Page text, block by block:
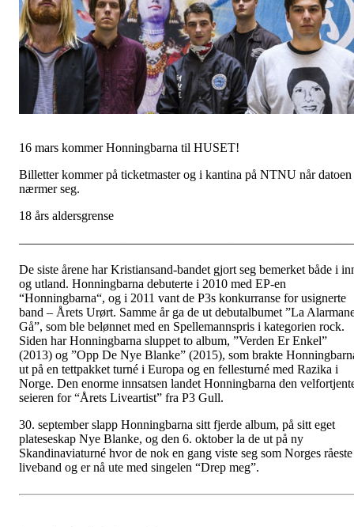
16 mars kommer Honningbarna til HUSET!
Billetter kommer på ticketmaster og i kantina på NTNU når datoen
nærmer seg.
18 års aldersgrense
————————–————————–————————–—
De siste årene har Kristiansand-bandet gjort seg bemerket både i
og utland. Honningbarna debuterte i 2010 med EP-en
“Honningbarna“, og i 2011 vant de P3s konkurranse for usignerte
band – Årets Urørt. Samme år ga de ut debutalbumet ”La
Gå”, som ble belønnet med en Spellemannspris i kategorien rock.
Siden har Honningbarna sluppet to album, ”Verden Er Enkel”
(2013) og ”Opp De Nye Blanke” (2015), som brakte
ut på en tettpakket turné i Europa og en fellesturné med Razika i
Norge. Den enorme innsatsen landet Honningbarna den
seieren for “Årets Liveartist” fra P3 Gull.
30. september slapp Honningbarna sitt fjerde album, på sitt eget
plateseskap Nye Blanke, og den 6. oktober la de ut på ny
Skandinaviaturné hvor de nok en gang viste seg som Norges råeste
liveband og er nå ute med singelen “Drep meg”.